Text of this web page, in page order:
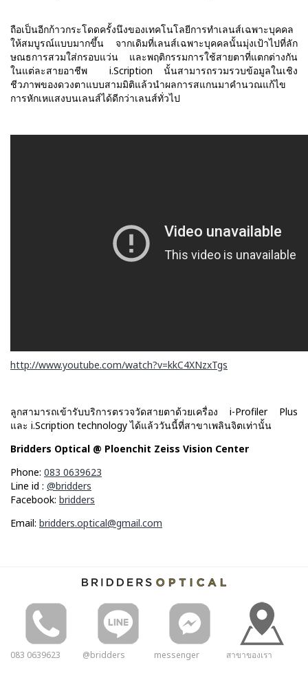
ถือเป็นอีกก้าวกระโดดครั้งนึงของเทคโนโลยีการทำเลนส์เฉพาะบุคคล
ให้สมบูรณ์แบบมากขึ้น จากเดิมที่เลนส์เฉพาะบุคคลนั้นมุ่งเป้าไปที่ลัก
ษณธการสวมใส่กรอบแว่น และพฤติกรรมการใช้สายตาที่แตกต่างกัน
ในแต่ละสายอาชีพ i.Scription นั้นสามารถรวมรวบข้อมูลในเชิง
ชีวภาพของดวงตาแบบสามมิติแล้วนำผลการสแกนมาคำนวณแก้ไข
การหักเหแสงบนเลนส์ได้ดีกว่าเลนส์ทั่วไป
http://www.youtube.com/watch?v=kkC4XNzxTgs
ลูกสามารถเข้ารับบริการตรวจวัดสายตาด้วยเครื่อง i-Profiler Plus
และ i.Scription technology ได้แล้ววันนี้ที่สาขาเพลินจิตเท่านั้น
Bridders Optical @ Ploenchit Zeiss Vision Center
Phone: 083 0639623
Line id : @bridders
Facebook: bridders
Email: bridders.optical@gmail.com
083 0639623 @bridders messenger สาขาของเรา